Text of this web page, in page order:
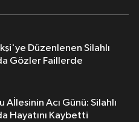
Silahlı
Gözler Faillerde
Aİlesinin Acı Günü: Silahlı
Hayatını Kaybetti